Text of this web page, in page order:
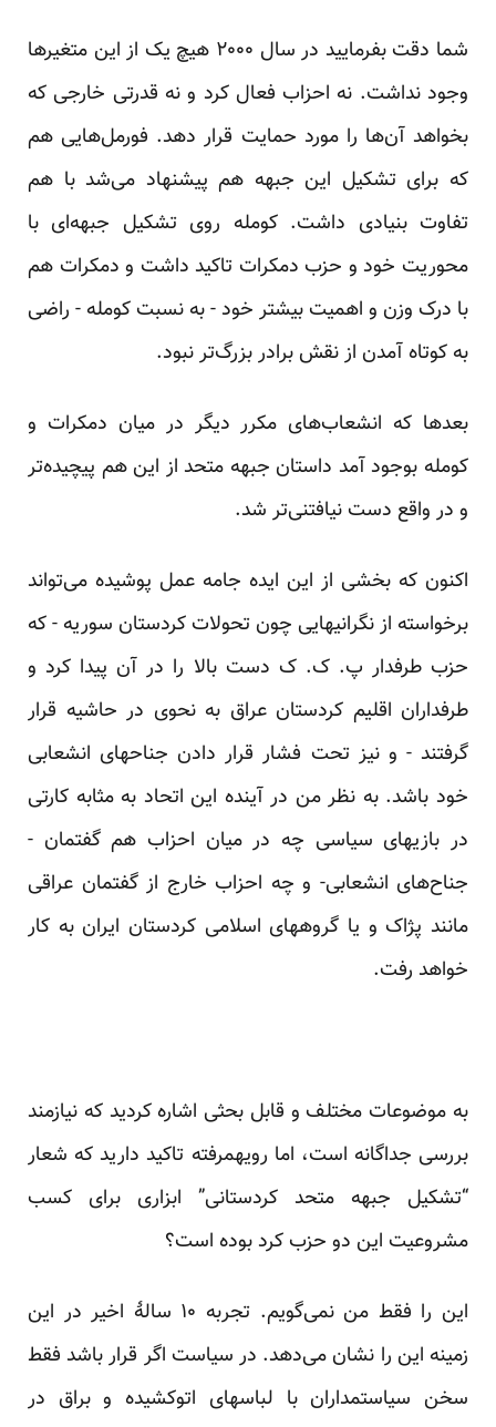
شما دقت بفرمایید در سال ۲۰۰۰ هیچ یک از این متغیر‌ها
وجود نداشت. نه احزاب فعال کرد و نه قدرتی خارجی که
بخواهد آن‌ها را مورد حمایت قرار دهد. فورمل‌هایی هم
که برای تشکیل این جبهه هم پیشنهاد می‌شد با هم
تفاوت بنیادی داشت. کومله روی تشکیل جبهه‌ای با
محوریت خود و حزب دمکرات تاکید داشت و دمکرات هم
با درک وزن و اهمیت بیشتر خود - به نسبت کومله - راضی
به کوتاه آمدن از نقش برادر بزرگ‌تر نبود.
بعد‌ها که انشعاب‌های مکرر دیگر در میان دمکرات و
کومله بوجود آمد داستان جبهه متحد از این هم پیچیده‌تر
و در واقع دست نیافتنی‌تر شد.
اکنون که بخشی از این ایده جامه عمل پوشیده می‌تواند
برخواسته از نگرانیهایی چون تحولات کردستان سوریه - که
حزب طرفدار پ. ک. ک دست بالا را در آن پیدا کرد و
طرفداران اقلیم کردستان عراق به نحوی در حاشیه قرار
گرفتند - و نیز تحت فشار قرار دادن جناحهای انشعابی
خود باشد. به نظر من در آینده این اتحاد به مثابه کارتی
در بازیهای سیاسی چه در میان احزاب هم گفتمان -
جناح‌های انشعابی- و چه احزاب خارج از گفتمان عراقی
مانند پژاک و یا گروههای اسلامی کردستان ایران به کار
خواهد رفت.
به موضوعات مختلف و قابل بحثی اشاره کردید که نیازمند
بررسی جداگانه است، اما رویهمرفته تاکید دارید که شعار
“تشکیل جبهه متحد کردستانی” ابزاری برای کسب
مشروعیت این دو حزب کرد بوده است؟
این را فقط من نمی‌گویم. تجربه ۱۰ سالهٔ اخیر در این
زمینه این را نشان می‌دهد. در سیاست اگر قرار باشد فقط
سخن سیاستمداران با لباسهای اتوکشیده و براق در